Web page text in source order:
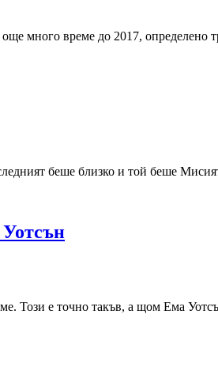
много време до 2017,
беше близко и той беше
Този е точно такъв, а щом Ема